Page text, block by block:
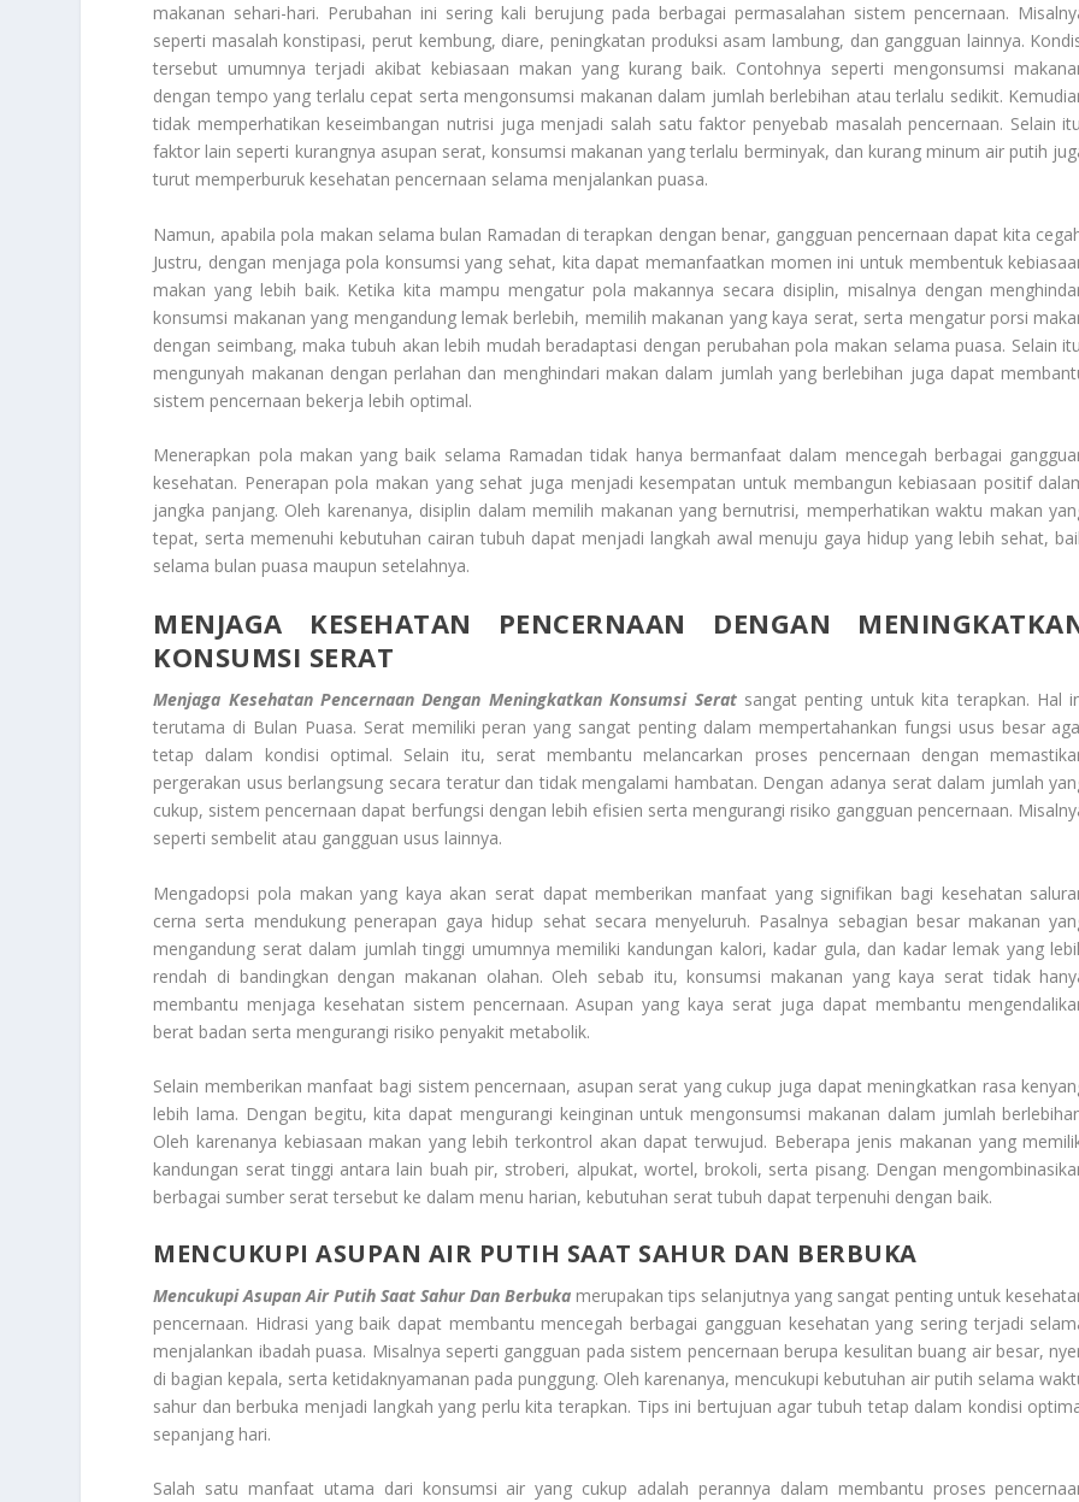
makanan sehari-hari. Perubahan ini sering kali berujung pada berbagai permasalahan sistem pencernaan.
seperti masalah konstipasi, perut kembung, diare, peningkatan produksi asam lambung, dan gangguan lainnya.
tersebut umumnya terjadi akibat kebiasaan makan yang kurang baik. Contohnya seperti mengonsumsi
dengan tempo yang terlalu cepat serta mengonsumsi makanan dalam jumlah berlebihan atau terlalu sedikit.
tidak memperhatikan keseimbangan nutrisi juga menjadi salah satu faktor penyebab masalah pencernaan. Selain
faktor lain seperti kurangnya asupan serat, konsumsi makanan yang terlalu berminyak, dan kurang minum air putih
turut memperburuk kesehatan pencernaan selama menjalankan puasa.
Namun, apabila pola makan selama bulan Ramadan di terapkan dengan benar, gangguan pencernaan dapat kita
Justru, dengan menjaga pola konsumsi yang sehat, kita dapat memanfaatkan momen ini untuk membentuk
makan yang lebih baik. Ketika kita mampu mengatur pola makannya secara disiplin, misalnya dengan
konsumsi makanan yang mengandung lemak berlebih, memilih makanan yang kaya serat, serta mengatur porsi
dengan seimbang, maka tubuh akan lebih mudah beradaptasi dengan perubahan pola makan selama puasa. Selain
mengunyah makanan dengan perlahan dan menghindari makan dalam jumlah yang berlebihan juga dapat
sistem pencernaan bekerja lebih optimal.
Menerapkan pola makan yang baik selama Ramadan tidak hanya bermanfaat dalam mencegah berbagai
kesehatan. Penerapan pola makan yang sehat juga menjadi kesempatan untuk membangun kebiasaan positif
jangka panjang. Oleh karenanya, disiplin dalam memilih makanan yang bernutrisi, memperhatikan waktu makan
tepat, serta memenuhi kebutuhan cairan tubuh dapat menjadi langkah awal menuju gaya hidup yang lebih sehat,
selama bulan puasa maupun setelahnya.
MENJAGA KESEHATAN PENCERNAAN DENGAN
KONSUMSI SERAT
Menjaga Kesehatan Pencernaan Dengan Meningkatkan Konsumsi Seratsangat penting untuk kita terapkan. Hal
terutama di Bulan Puasa. Serat memiliki peran yang sangat penting dalam mempertahankan fungsi usus besar
tetap dalam kondisi optimal. Selain itu, serat membantu melancarkan proses pencernaan dengan
pergerakan usus berlangsung secara teratur dan tidak mengalami hambatan. Dengan adanya serat dalam jumlah
cukup, sistem pencernaan dapat berfungsi dengan lebih efisien serta mengurangi risiko gangguan pencernaan.
seperti sembelit atau gangguan usus lainnya.
Mengadopsi pola makan yang kaya akan serat dapat memberikan manfaat yang signifikan bagi kesehatan
cerna serta mendukung penerapan gaya hidup sehat secara menyeluruh. Pasalnya sebagian besar makanan
mengandung serat dalam jumlah tinggi umumnya memiliki kandungan kalori, kadar gula, dan kadar lemak yang
rendah di bandingkan dengan makanan olahan. Oleh sebab itu, konsumsi makanan yang kaya serat tidak
membantu menjaga kesehatan sistem pencernaan. Asupan yang kaya serat juga dapat membantu
berat badan serta mengurangi risiko penyakit metabolik.
Selain memberikan manfaat bagi sistem pencernaan, asupan serat yang cukup juga dapat meningkatkan rasa
lebih lama. Dengan begitu, kita dapat mengurangi keinginan untuk mengonsumsi makanan dalam jumlah
Oleh karenanya kebiasaan makan yang lebih terkontrol akan dapat terwujud. Beberapa jenis makanan yang
kandungan serat tinggi antara lain buah pir, stroberi, alpukat, wortel, brokoli, serta pisang. Dengan
berbagai sumber serat tersebut ke dalam menu harian, kebutuhan serat tubuh dapat terpenuhi dengan baik.
MENCUKUPI ASUPAN AIR PUTIH SAAT SAHUR DAN BERBUKA
Mencukupi Asupan Air Putih Saat Sahur Dan Berbuka merupakan tips selanjutnya yang sangat penting untuk
pencernaan. Hidrasi yang baik dapat membantu mencegah berbagai gangguan kesehatan yang sering terjadi
menjalankan ibadah puasa. Misalnya seperti gangguan pada sistem pencernaan berupa kesulitan buang air besar,
di bagian kepala, serta ketidaknyamanan pada punggung. Oleh karenanya, mencukupi kebutuhan air putih selama
sahur dan berbuka menjadi langkah yang perlu kita terapkan. Tips ini bertujuan agar tubuh tetap dalam kondisi
sepanjang hari.
Salah satu manfaat utama dari konsumsi air yang cukup adalah perannya dalam membantu proses